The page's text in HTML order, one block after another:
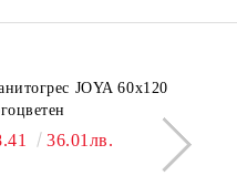
JOYA 60x120
36.01лв.